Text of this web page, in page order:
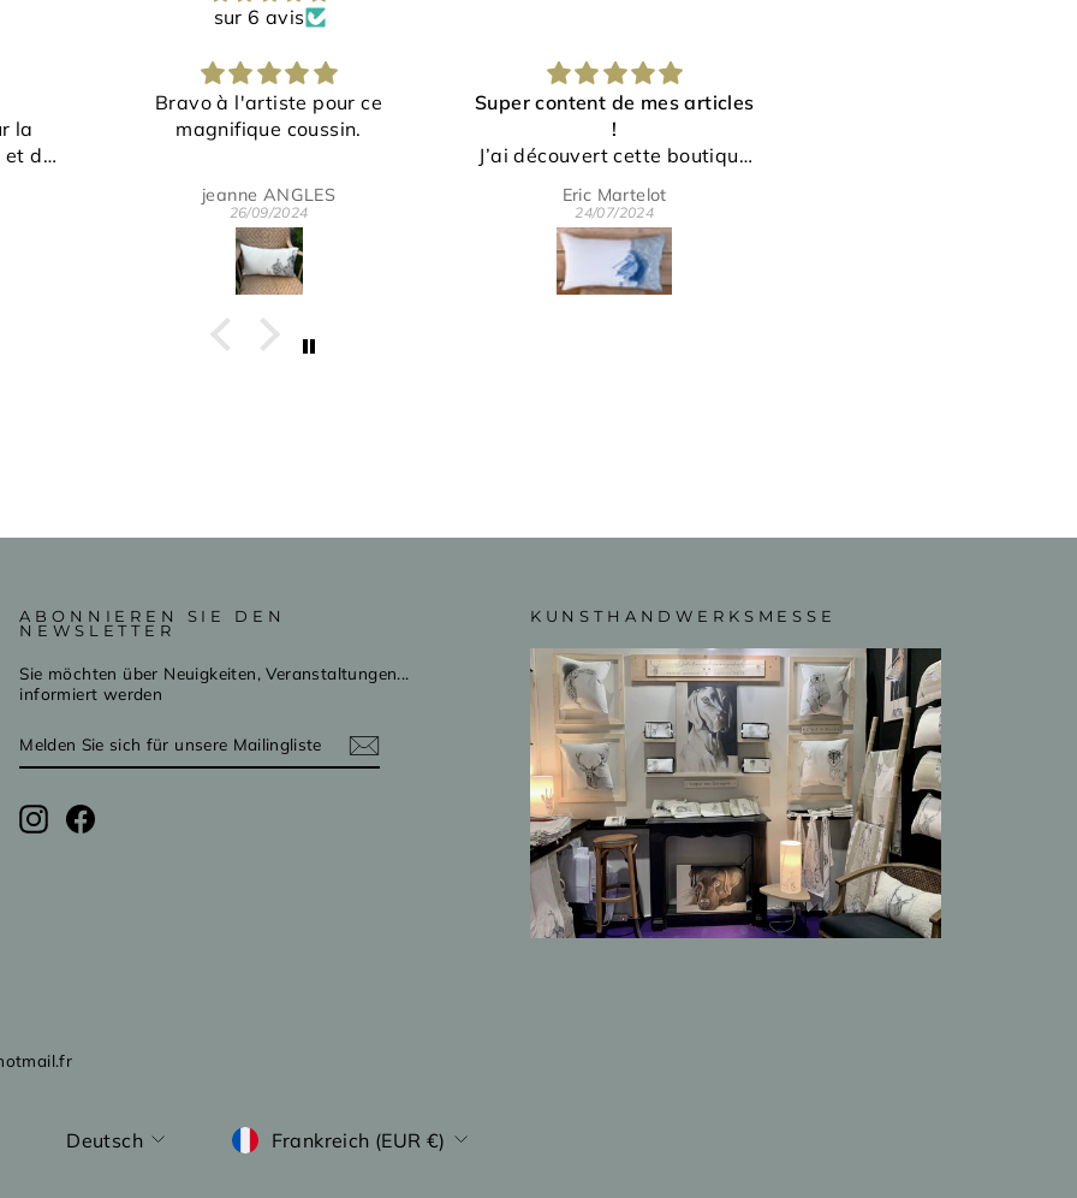
sur 6 avis
ce
Super content de mes articles
!
en regardant une émission de
tv.
J’ai adoré le sujet🙏🏼
L’artiste est très sympa! Le
travail est remarquable.
C’était mon premier achat
mais pas le dernier
Eric Martelot
24/07/2024
Ces belles poulettes font un
tabac !
Un coussin dont le graphisme
original et vraiment soigné ne
passe pas inaperçu ! Ces
petites poules dynamisent et
éclairent notre salon avec
beaucoup de succès. Merci
Valérie G.
03/07/2024
ABONNIEREN SIE DEN
NEWSLETTER
Sie möchten über Neuigkeiten, Veranstaltungen...
informiert werden
SIE
SICH
MAILINGLISTE
AN
InstagramFacebook
KUNSTHANDWERKSMESSE
SPRACHE
Deutsch WÄHRUNG
Frankreich (EUR €)